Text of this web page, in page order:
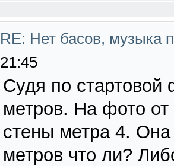
RE: Нет басов, музыка
21:45
Судя по стартовой
метров. На фото
стены метра 4.
метров что ли?